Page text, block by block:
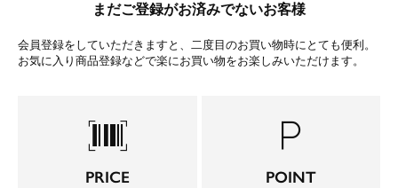
まだご登録がお済みでないお客様
会員登録をしていただきますと、二度目のお買い物時にとても便利。
お気に入り商品登録などで楽にお買い物をお楽しみいただけます。
barcode_scanner
PRICE
local_parking
POINT